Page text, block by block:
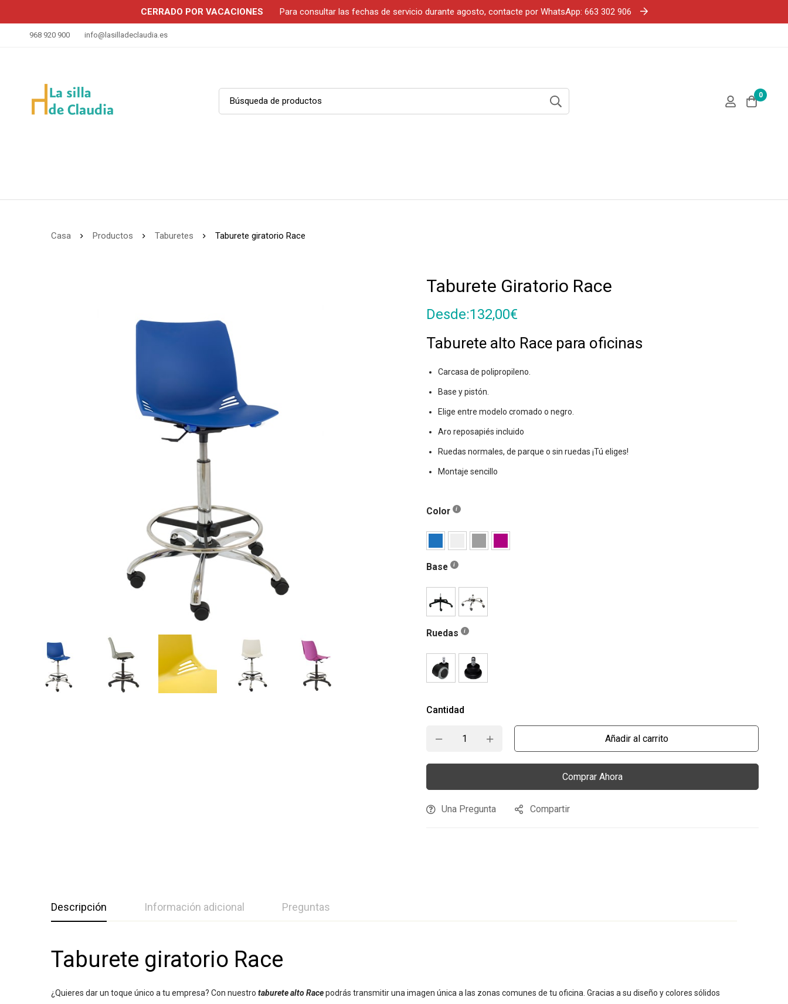
CERRADO POR VACACIONES Para consultar las fechas de servicio durante agosto, contacte por WhatsApp: 663 302 906
968 920 900 info@lasilladeclaudia.es
0
Casa Productos Taburetes Taburete giratorio Race
Taburete Giratorio Race
Desde:132,00€
Taburete alto Race para oficinas
Carcasa de polipropileno.
Base y pistón.
Elige entre modelo cromado o negro.
Aro reposapiés incluido
Ruedas normales, de parque o sin ruedas ¡Tú eliges!
Montaje sencillo
Color
Base
Ruedas
Cantidad
Añadir al carrito
Comprar Ahora
Una Pregunta Compartir
Descripción Información adicional Preguntas
Taburete giratorio Race
¿Quieres dar un toque único a tu empresa? Con nuestro taburete alto Racepodrás transmitir una imagen única a las zonas comunes de tu oficina. Gracias a su diseño y colores sólidos